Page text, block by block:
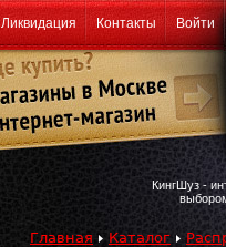
Ликвидация Контакты Войти
КингШуз -
Главная Каталог